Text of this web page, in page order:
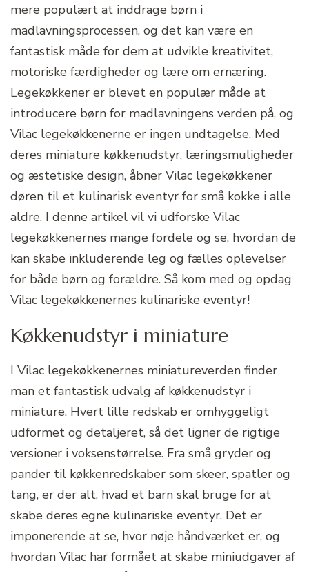
mere populært at inddrage børn i
madlavningsprocessen, og det kan være en
fantastisk måde for dem at udvikle kreativitet,
motoriske færdigheder og lære om ernæring.
Legekøkkener er blevet en populær måde at
introducere børn for madlavningens verden på, og
Vilac legekøkkenerne er ingen undtagelse. Med
deres miniature køkkenudstyr, læringsmuligheder
og æstetiske design, åbner Vilac legekøkkener
døren til et kulinarisk eventyr for små kokke i alle
aldre. I denne artikel vil vi udforske Vilac
legekøkkenernes mange fordele og se, hvordan de
kan skabe inkluderende leg og fælles oplevelser
for både børn og forældre. Så kom med og opdag
Vilac legekøkkenernes kulinariske eventyr!
Køkkenudstyr i miniature
I Vilac legekøkkenernes miniatureverden finder
man et fantastisk udvalg af køkkenudstyr i
miniature. Hvert lille redskab er omhyggeligt
udformet og detaljeret, så det ligner de rigtige
versioner i voksenstørrelse. Fra små gryder og
pander til køkkenredskaber som skeer, spatler og
tang, er der alt, hvad et barn skal bruge for at
skabe deres egne kulinariske eventyr. Det er
imponerende at se, hvor nøje håndværket er, og
hvordan Vilac har formået at skabe miniudgaver af